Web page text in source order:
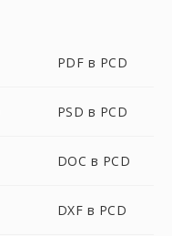
PDF в PCD
PSD в PCD
DOC в PCD
DXF в PCD